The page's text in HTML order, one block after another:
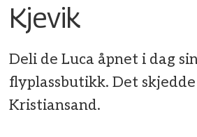
Kjevik
Deli de Luca åpnet i dag
flyplassbutikk. Det
Kristiansand.